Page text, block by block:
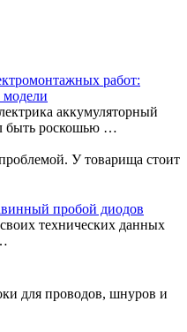
работ:
аккумуляторный
быть роскошью …
У товарища стоит
пробой диодов
технических данных
для проводов, шнуров и